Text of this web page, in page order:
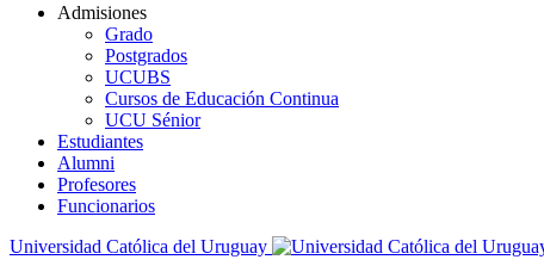
Admisiones
Grado
Postgrados
UCUBS
Cursos de Educación Continua
UCU Sénior
Estudiantes
Alumni
Profesores
Funcionarios
Universidad Católica del Uruguay